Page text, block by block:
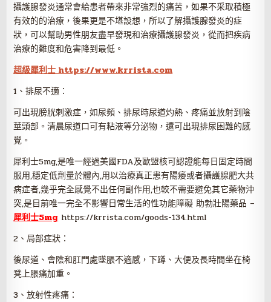
攝護腺發炎通常會給患者帶來非常強烈的痛苦，如果不采取積極
有效的的治療，後果更是不堪設想，所以了解攝護腺發炎的症
狀，可以幫助男性朋友盡早發現和治療攝護腺發炎，從而把疾病
治療的難度和危害降到最低。
超級犀利士 https://www.krrista.com
1、排尿不適：
可出現膀胱刺激症，如尿頻、排尿時尿道灼熱、疼痛並放射到陰
莖頭部。清晨尿道口可有粘液等分泌物，還可出現排尿困難的感
覺。
犀利士5mg,是唯一經過美國FDA及歐盟核可認證能每日固定時間
服用,穩定低劑量於體內,用以治療真正患有陽痿或者攝護腺肥大共
病症者,幾乎完全感覺不出任何副作用,也較不需要避免其它藥物沖
突,是目前唯一完全不影響日常生活的性功能障礙 助勃壯陽藥品 –
犀利士5mg https://krrista.com/goods-134.html
2、局部症狀：
後尿道、會陰和肛門處墜脹不適感，下蹲、大便及長時間坐在椅
凳上脹痛加重。
3、放射性疼痛：